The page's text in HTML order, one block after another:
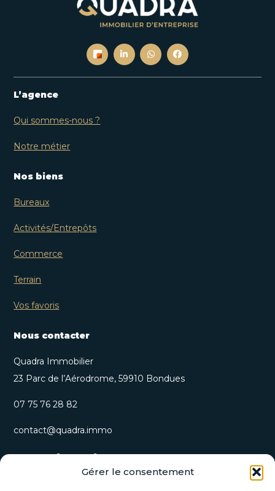
Gérer le consentement
L’agence
Qui sommes-nous ?
Notre métier
Nos biens
Bureaux
Activités/Entrepôts
Commerce
Terrain
Vos favoris
Nous contacter
Quadra Immobilier
23 Parc de l’Aérodrome, 59910 Bondues
07 75 76 28 82
contact@quadra.immo
S’inscrire à notre newsletter
Recevez nos opportunités immobilières et actualités